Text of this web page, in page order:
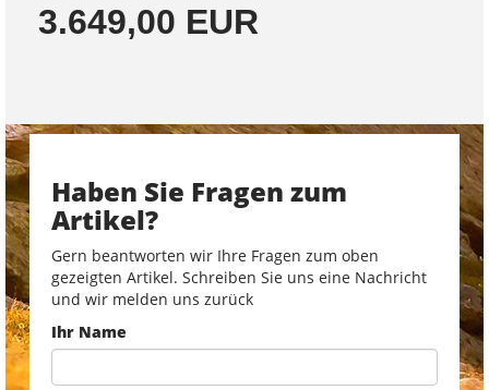
3.649,00 EUR
Haben Sie Fragen zum
Artikel?
Gern beantworten wir Ihre Fragen zum oben
gezeigten Artikel. Schreiben Sie uns eine Nachricht
und wir melden uns zurück
Ihr Name